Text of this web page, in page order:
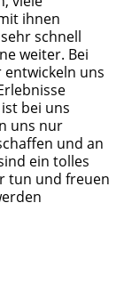
ihnen
schnell
weiter. Bei
uns
bei uns
uns nur
und an
ein tolles
tun und freuen